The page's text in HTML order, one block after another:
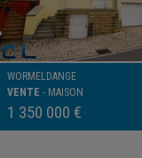
WORMELDANGE
VENTE - MAISON
1 350 000 €